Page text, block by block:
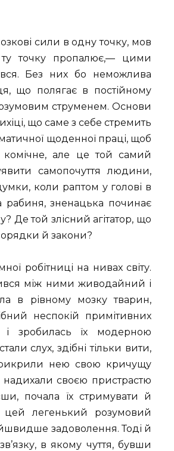
сили в одну точку, мов
точку пропалює,— цими
Без них бо неможлива
що полягає в постійному
струменем. Основи
що саме з себе стремить
щоденної праці, щоб
комічне, але це той самий
самопочуття людини,
коли раптом у голові в
рабиня, зненацька починає
Де той злісний агітатор, що
й закони?
робітниці на нивах світу.
між ними живодайний і
в рівному мозку тварин,
неспокій примітивних
і зробилась їх модерною
слух, здібні тільки вити,
нею свою кричущу
надихали своєю пристрастю
почала їх стримувати й
легенький розумовий
задоволення. Тоді й
в якому чуття, бувши